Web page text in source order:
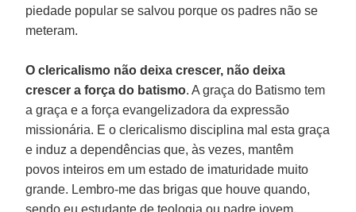
piedade popular se salvou porque os padres não se
meteram.
O clericalismo não deixa crescer, não deixa
crescer a força do batismo. A graça do Batismo tem
a graça e a força evangelizadora da expressão
missionária. E o clericalismo disciplina mal esta graça
e induz a dependências que, às vezes, mantêm
povos inteiros em um estado de imaturidade muito
grande. Lembro-me das brigas que houve quando,
sendo eu estudante de teologia ou padre jovem,